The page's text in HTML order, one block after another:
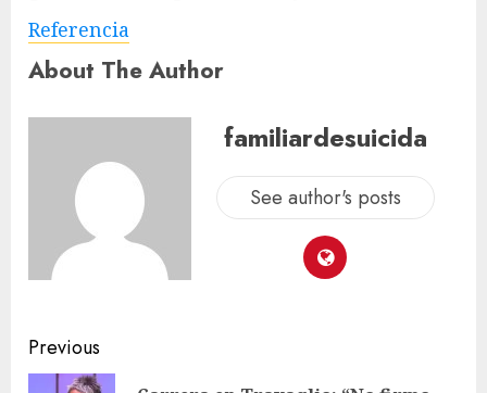
Referencia
About The Author
familiardesuicida
See author's posts
Previous